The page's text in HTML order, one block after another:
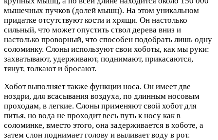
мышечных пучков (долей мышц). На этом уникальном
придатке отсутствуют кости и хрящи. Он настолько
сильный, что может опустить ствол дерева вниз и
настолько проворный, что способен подобрать лишь одну
соломинку. Слоны используют свои хоботы, как мы руки:
захватывают, удерживают, поднимают, прикасаются,
тянут, толкают и бросают.
Хобот выполняет также функции носа. Он имеет две
ноздри, для всасывания воздуха, по длинным носовым
проходам, в легкие. Слоны применяют свой хобот для
питья, но вода не проходит весь путь к носу как в
соломинке, вместо этого, она задерживается в хоботе, а
затем слон поднимает голову и выливает воду в рот.